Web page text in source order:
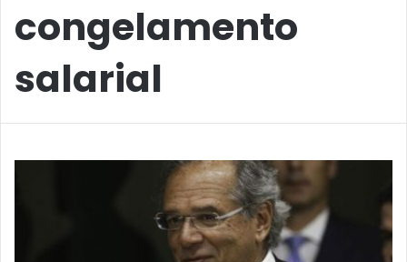
congelamento
salarial